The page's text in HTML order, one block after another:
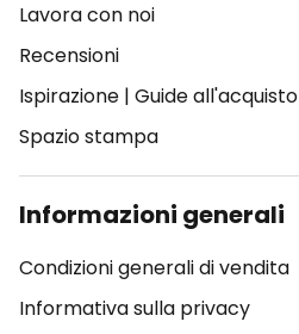
Lavora con noi
Recensioni
Ispirazione | Guide all'acquisto
Spazio stampa
Informazioni generali
Condizioni generali di vendita
Informativa sulla privacy